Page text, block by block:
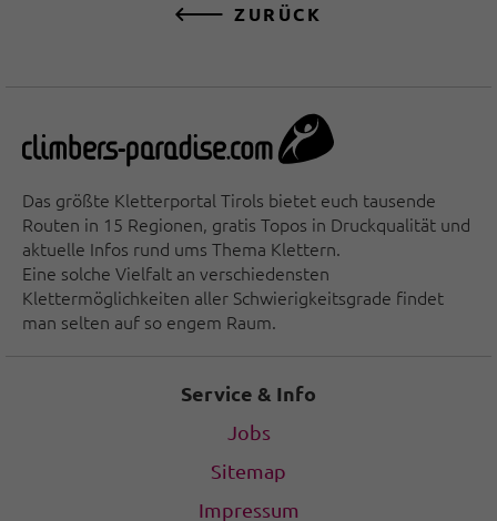
ZURÜCK
Das größte Kletterportal Tirols bietet euch tausende
Routen in 15 Regionen, gratis Topos in Druckqualität und
aktuelle Infos rund ums Thema Klettern.
Eine solche Vielfalt an verschiedensten
Klettermöglichkeiten aller Schwierigkeitsgrade findet
man selten auf so engem Raum.
Service & Info
Jobs
Sitemap
Impressum